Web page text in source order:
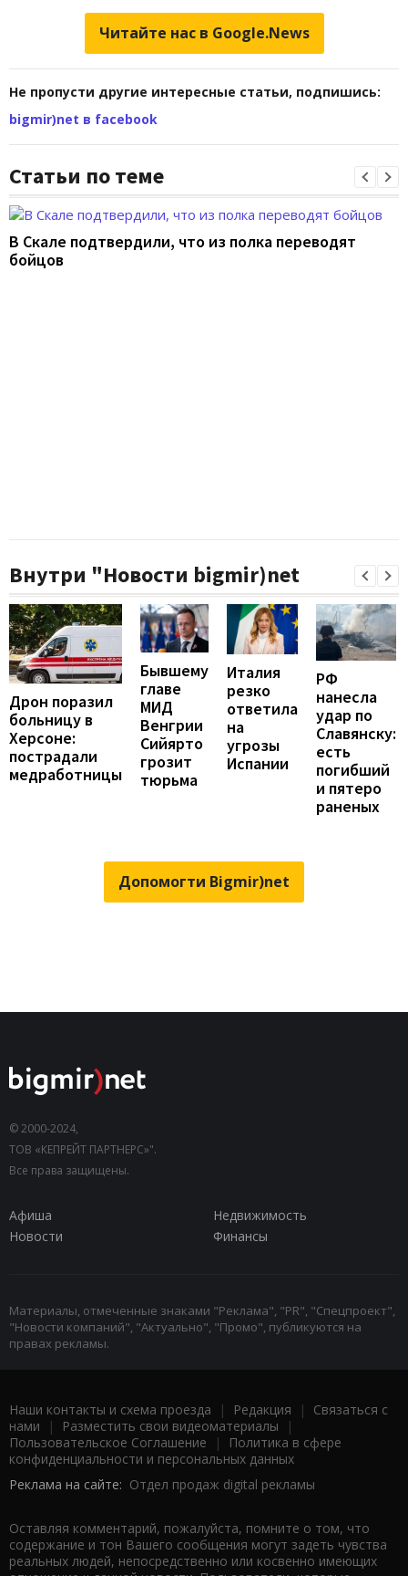
Читайте нас в Google.News
Не пропусти другие интересные статьи, подпишись:
bigmir)net в facebook
Статьи по теме
В Скале подтвердили, что из полка переводят
бойцов
Внутри "Новости bigmir)net
Дрон поразил
больницу в
Херсоне:
пострадали
медработницы
Бывшему
главе
МИД
Венгрии
Сийярто
грозит
тюрьма
Италия
резко
ответила
на
угрозы
Испании
РФ
нанесла
удар по
Славянску:
есть
погибший
и пятеро
раненых
Допомогти Bigmir)net
© 2000-2024,
ТОВ «КЕПРЕЙТ ПАРТНЕРС»".
Все права защищены.
Афиша
Недвижимость
Новости
Финансы
Материалы, отмеченные знаками "Реклама", "PR", "Спецпроект",
"Новости компаний", "Актуально", "Промо", публикуются на
правах рекламы.
Наши контакты и схема проезда | Редакция | Связаться с
нами | Разместить свои видеоматериалы |
Пользовательское Соглашение |
Политика в сфере
конфиденциальности и персональных данных
Реклама на сайте: Отдел продаж digital рекламы
Оставляя комментарий, пожалуйста, помните о том, что
содержание и тон Вашего сообщения могут задеть чувства
реальных людей, непосредственно или косвенно имеющих